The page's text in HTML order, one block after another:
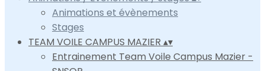
Animations et évènements
Stages
TEAM VOILE CAMPUS MAZIER ▴▾
Entrainement Team Voile Campus Mazier -